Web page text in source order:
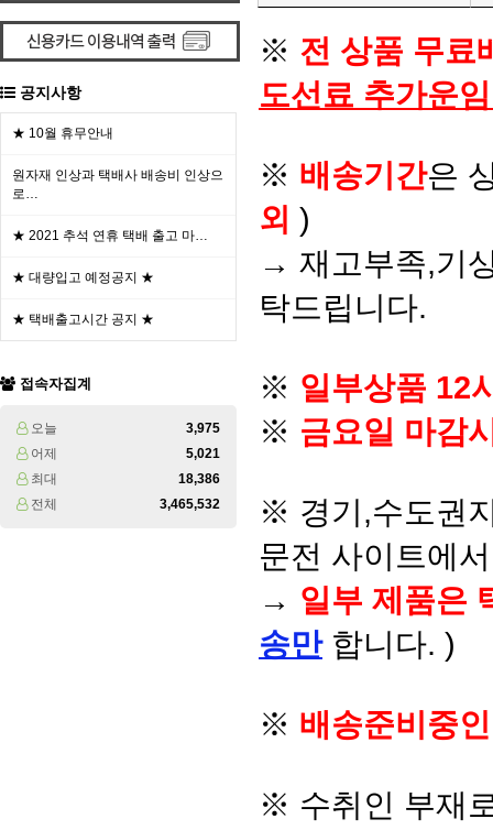
공지사항
★ 10월 휴무안내
원자재 인상과 택배사 배송비 인상으
로…
★ 2021 추석 연휴 택배 출고 마…
★ 대량입고 예정공지 ★
★ 택배출고시간 공지 ★
접속자집계
오늘
3,975
어제
5,021
최대
18,386
전체
3,465,532
※ 전 상품 무료
도선료 추가운
※ 배송기간은
외 )
→ 재고부족,기
탁드립니다.
※ 일부상품 12
※ 금요일 마감
※ 경기,수도권
문전 사이트에
→ 일부 제품은
송만 합니다. )
※ 배송준비중
※ 수취인 부재